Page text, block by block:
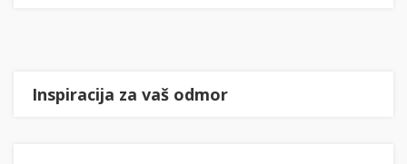
Inspiracija za vaš odmor